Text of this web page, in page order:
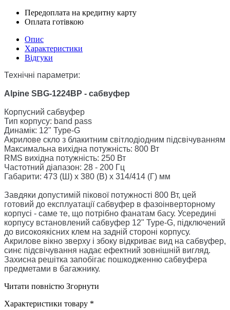
Передоплата на кредитну карту
Оплата готівкою
Опис
Характеристики
Відгуки
Технічні параметри:
Alpine SBG-1224BP - сабвуфер
Корпусний сабвуфер
Тип корпусу: band pass
Динамік: 12" Type-G
Акрилове скло з блакитним світлодіодним підсвічуванням
Максимальна вихідна потужність: 800 Вт
RMS вихідна потужність: 250 Вт
Частотний діапазон: 28 - 200 Гц
Габарити: 473 (Ш) x 380 (В) x 314/414 (Г) мм
Завдяки допустимій пікової потужності 800 Вт, цей
готовий до експлуатації сабвуфер в фазоінверторному
корпусі - саме те, що потрібно фанатам басу. Усередині
корпусу встановлений сабвуфер 12" Type-G, підключений
до високоякісних клем на задній стороні корпусу.
Акрилове вікно зверху і збоку відкриває вид на сабвуфер,
синє підсвічування надає ефектний зовнішній вигляд.
Захисна решітка запобігає пошкодженню сабвуфера
предметами в багажнику.
Читати повністю Згорнути
Характеристики товару *